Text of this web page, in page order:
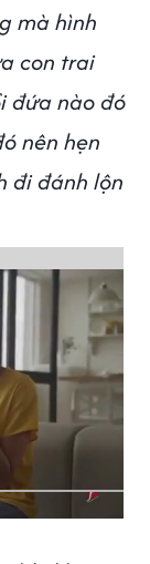
mà hình
con trai
đứa nào đó
nên hẹn
đi đánh lộn